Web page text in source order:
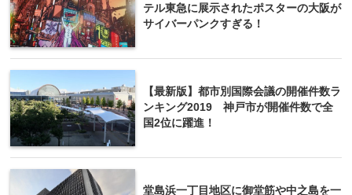
テル東急に展示されたポスターの大阪が
サイバーパンクすぎる！
【最新版】都市別国際会議の開催件数ラ
ンキング2019 神戸市が開催件数で全
国2位に躍進！
堂島浜一丁目地区に御堂筋や中之島を一